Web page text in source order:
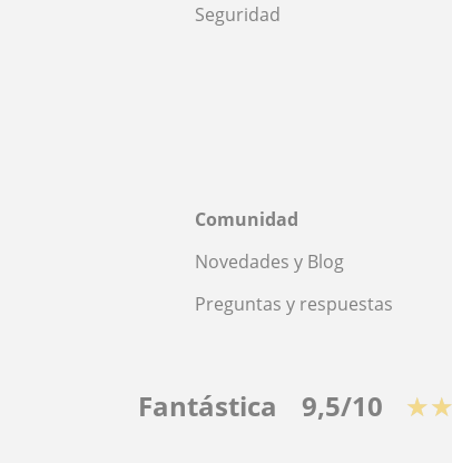
Seguridad
Comunidad
Novedades y Blog
Preguntas y respuestas
Fantástica 9,5/10